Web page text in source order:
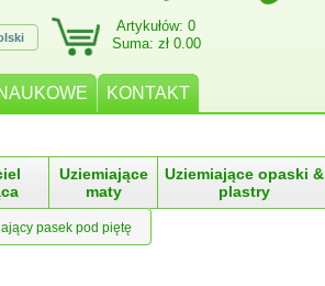
Artykułów: 0
Suma: zł 0.00
KONTAKT
Uziemiające
maty
Uziemiające opaski &
plastry
pasek pod piętę